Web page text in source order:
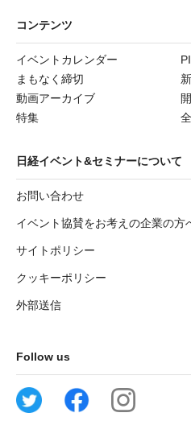
コンテンツ
イベントカレンダー
まもなく締切
動画アーカイブ
特集
日経イベント&セミナーについて
お問い合わせ
イベント協賛をお考えの企業の方
サイトポリシー
クッキーポリシー
外部送信
Follow us